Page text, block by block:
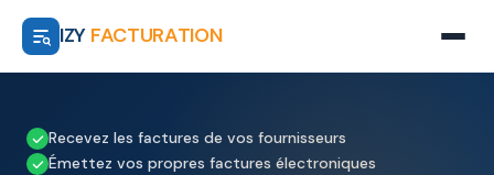
IZY FACTURATION
Recevez les factures de vos fournisseurs
Émettez vos propres factures électroniques